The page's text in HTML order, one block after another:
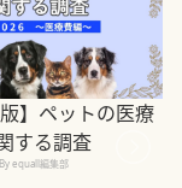
版】ペットの医療
する調査
By equall編集部